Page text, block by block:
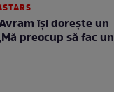
își dorește un
preocup să fac un